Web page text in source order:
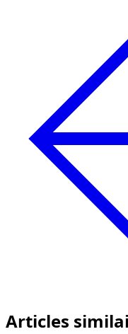
Articles